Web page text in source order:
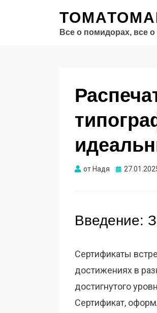
Все о помидорах, все о
от Надя
Введение:
Сертификаты
достижениях в
достигнутого
Сертификат,